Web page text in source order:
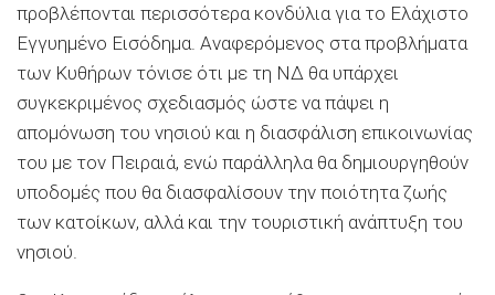
προβλέπονται περισσότερα κονδύλια για το Ελάχιστο
Εγγυημένο Εισόδημα. Αναφερόμενος στα προβλήματα
των Κυθήρων τόνισε ότι με τη ΝΔ θα υπάρχει
συγκεκριμένος σχεδιασμός ώστε να πάψει η
απομόνωση του νησιού και η διασφάλιση επικοινωνίας
του με τον Πειραιά, ενώ παράλληλα θα δημιουργηθούν
υποδομές που θα διασφαλίσουν την ποιότητα ζωής
των κατοίκων, αλλά και την τουριστική ανάπτυξη του
νησιού.